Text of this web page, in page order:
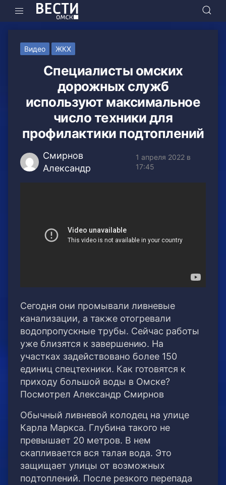
Видео ЖКХ
Специалисты омских
дорожных служб
используют максимальное
число техники для
профилактики подтоплений
Смирнов
Александр
1 апреля 2022 в
17:45
Сегодня они промывали ливневые
канализации, а также отогревали
водопропускные трубы. Сейчас работы
уже близятся к завершению. На
участках задействовано более 150
единиц спецтехники. Как готовятся к
приходу большой воды в Омске?
Посмотрел Александр Смирнов
Обычный ливневой колодец на улице
Карла Маркса. Глубина такого не
превышает 20 метров. В нем
скапливается вся талая вода. Это
защищает улицы от возможных
подтоплений. После резкого перепада